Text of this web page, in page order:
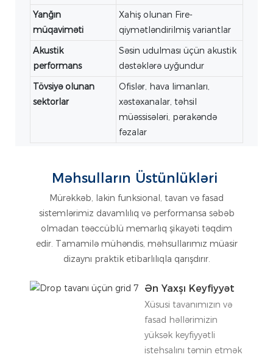
Yanğın
müqaviməti
Xahiş olunan Fire-
qiymətləndirilmiş variantlar
Akustik
performans
Səsin udulması üçün akustik
dəstəklərə uyğundur
Tövsiyə olunan
sektorlar
Ofislər, hava limanları,
xəstəxanalar, təhsil
müəssisələri, pərakəndə
fəzalar
Məhsulların Üstünlükləri
Mürəkkəb, lakin funksional, tavan və fasad
sistemlərimiz davamlılıq və performansa səbəb
olmadan təəccüblü memarlıq şikayəti təqdim
edir. Tamamilə mühəndis, məhsullarımız müasir
dizaynı praktik etibarlılıqla qarışdırır.
Ən Yaxşı Keyfiyyət
Xüsusi tavanımızın və
fasad həllərimizin
yüksək keyfiyyətli
istehsalını təmin etmək